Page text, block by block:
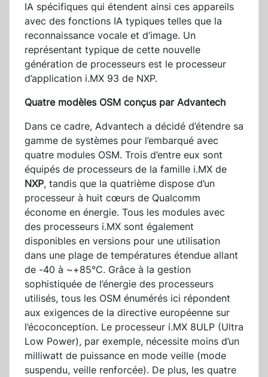
IA spécifiques qui étendent ainsi ces appareils
avec des fonctions IA typiques telles que la
reconnaissance vocale et d’image. Un
représentant typique de cette nouvelle
génération de processeurs est le processeur
d’application i.MX 93 de NXP.
Quatre modèles OSM conçus par Advantech
Dans ce cadre, Advantech a décidé d’étendre sa
gamme de systèmes pour l’embarqué avec
quatre modules OSM. Trois d’entre eux sont
équipés de processeurs de la famille i.MX de
NXP, tandis que la quatrième dispose d’un
processeur à huit cœurs de Qualcomm
économe en énergie. Tous les modules avec
des processeurs i.MX sont également
disponibles en versions pour une utilisation
dans une plage de températures étendue allant
de -40 à ~+85°C. Grâce à la gestion
sophistiquée de l’énergie des processeurs
utilisés, tous les OSM énumérés ici répondent
aux exigences de la directive européenne sur
l’écoconception. Le processeur i.MX 8ULP (Ultra
Low Power), par exemple, nécessite moins d’un
milliwatt de puissance en mode veille (mode
suspendu, veille renforcée). De plus, les quatre